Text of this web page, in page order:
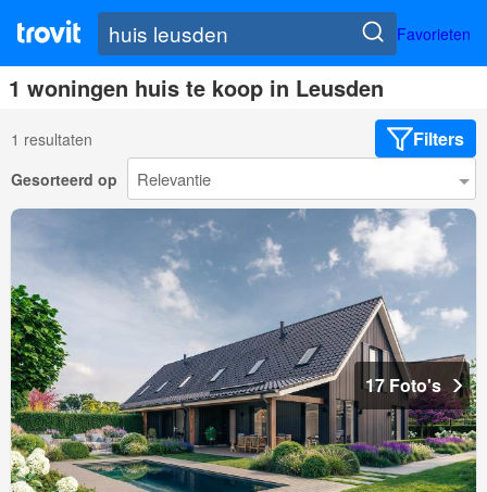
Favorieten
1 woningen huis te koop in Leusden
1 resultaten Filters
Gesorteerd op
17 Foto's